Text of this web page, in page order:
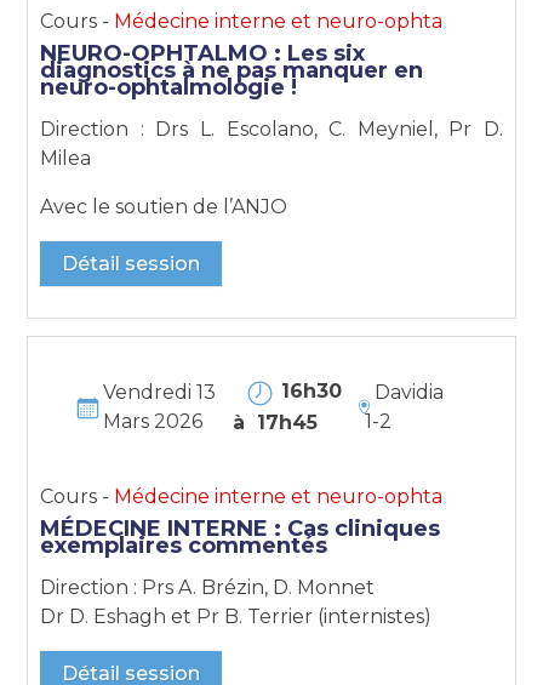
Cours - Médecine interne et neuro-ophta
NEURO-OPHTALMO : Les six
diagnostics à ne pas manquer en
neuro-ophtalmologie !
Direction : Drs L. Escolano, C. Meyniel, Pr D.
Milea
Avec le soutien de l’ANJO
Détail session
Vendredi 13
Mars 2026
16h30
à 17h45
Davidia
1-2
Cours - Médecine interne et neuro-ophta
MÉDECINE INTERNE : Cas cliniques
exemplaires commentés
Direction : Prs A. Brézin, D. Monnet
Dr D. Eshagh et Pr B. Terrier (internistes)
Détail session